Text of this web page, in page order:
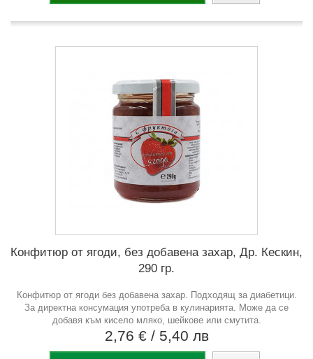
Конфитюр от ягоди, без добавена захар, Др. Кескин,
290 гр.
Конфитюр от ягоди без добавена захар. Подходящ за диабетици.
За директна консумация употреба в кулинарията. Може да се
добавя към кисело мляко, шейкове или смутита.
2,76 € / 5,40 лв